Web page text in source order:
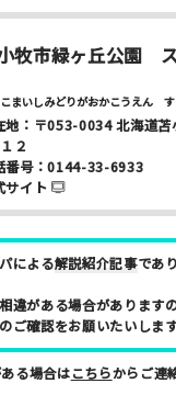
/公開）
代 30代
牧市緑ヶ丘公園
まいしみどりがおかこうえん
： 〒053-0034北海道苫
２
番号：0144-33-6933
サイト
による解説紹介記事であ
違がある場合があります
ご確認をお願いたいします
る場合はこちらからご連